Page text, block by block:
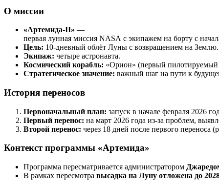
О миссии
«Артемида‑II» —
первая лунная миссия NASA с экипажем на борту с
Цель: 10‑дневный облёт Луны с возвращением на Землю.
Экипаж: четыре астронавта.
Космический корабль: «Орион» (первый пилотируемый
Стратегическое значение: важный шаг на пути к
История переносов
Первоначальный план: запуск в начале февраля 2026
Первый перенос: на март 2026 года из‑за проблем,
Второй перенос: через 18 дней после первого переноса
Контекст программы «Артемида»
Программа пересматривается администратором
В рамках пересмотра высадка на Луну отложена до